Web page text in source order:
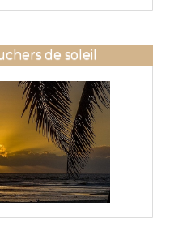
de soleil